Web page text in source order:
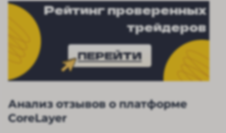
Рейтинг проверенных
трейдеров
ПЕРЕЙТИ
Анализ отзывов о платформе
CoreLayer